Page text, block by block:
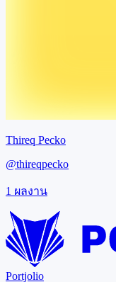
Thireq Pecko
@thireqpecko
1 ผลงาน
Portjolio